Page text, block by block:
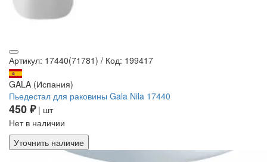
Артикул: 17440(71781) / Код: 199417
GALA (Испания)
Пьедестал для раковины Gala Nila 17440
450 ₽| шт
Нет в наличии
Уточнить наличие